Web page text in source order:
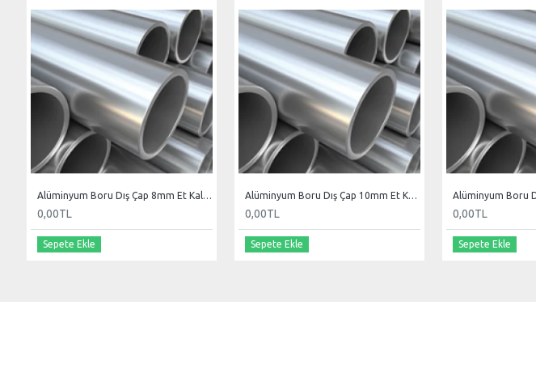
Alüminyum Boru Dış Çap 8mm Et Kal 1.2mm
0,00TL
Sepete Ekle
Alüminyum Boru Dış Çap 10mm Et Kal 1
0,00TL
Sepete Ekle
0,00TL
Sepete Ekle